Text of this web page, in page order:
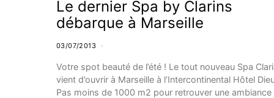
Le dernier Spa by Clarins
débarque à Marseille
03/07/2013
Votre spot beauté de l’été ! Le tout nouveau Spa
vient d’ouvrir à Marseille à l’Intercontinental Hôtel
Pas moins de 1000 m2 pour retrouver une ambiance